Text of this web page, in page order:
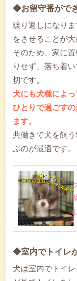
◆お留守番がで
繰り返しになり
をさせることが大
そのため、家に
りせず、落ち着
切です。
犬にも犬種によ
ひとりで過ごす
ます。
共働きで犬を飼
ぶのが最適です。
◆室内でトイレ
犬は室内でトイ